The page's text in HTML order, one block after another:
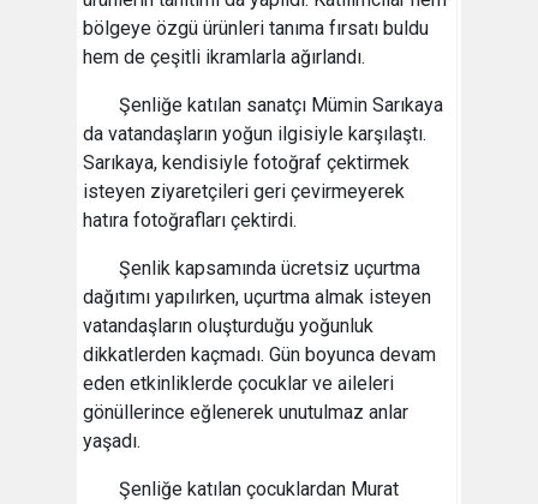
bölgeye özgü ürünleri tanıma fırsatı buldu
hem de çeşitli ikramlarla ağırlandı.
Şenliğe katılan sanatçı Mümin Sarıkaya
da vatandaşların yoğun ilgisiyle karşılaştı.
Sarıkaya, kendisiyle fotoğraf çektirmek
isteyen ziyaretçileri geri çevirmeyerek
hatıra fotoğrafları çektirdi.
Şenlik kapsamında ücretsiz uçurtma
dağıtımı yapılırken, uçurtma almak isteyen
vatandaşların oluşturduğu yoğunluk
dikkatlerden kaçmadı. Gün boyunca devam
eden etkinliklerde çocuklar ve aileleri
gönüllerince eğlenerek unutulmaz anlar
yaşadı.
Şenliğe katılan çocuklardan Murat